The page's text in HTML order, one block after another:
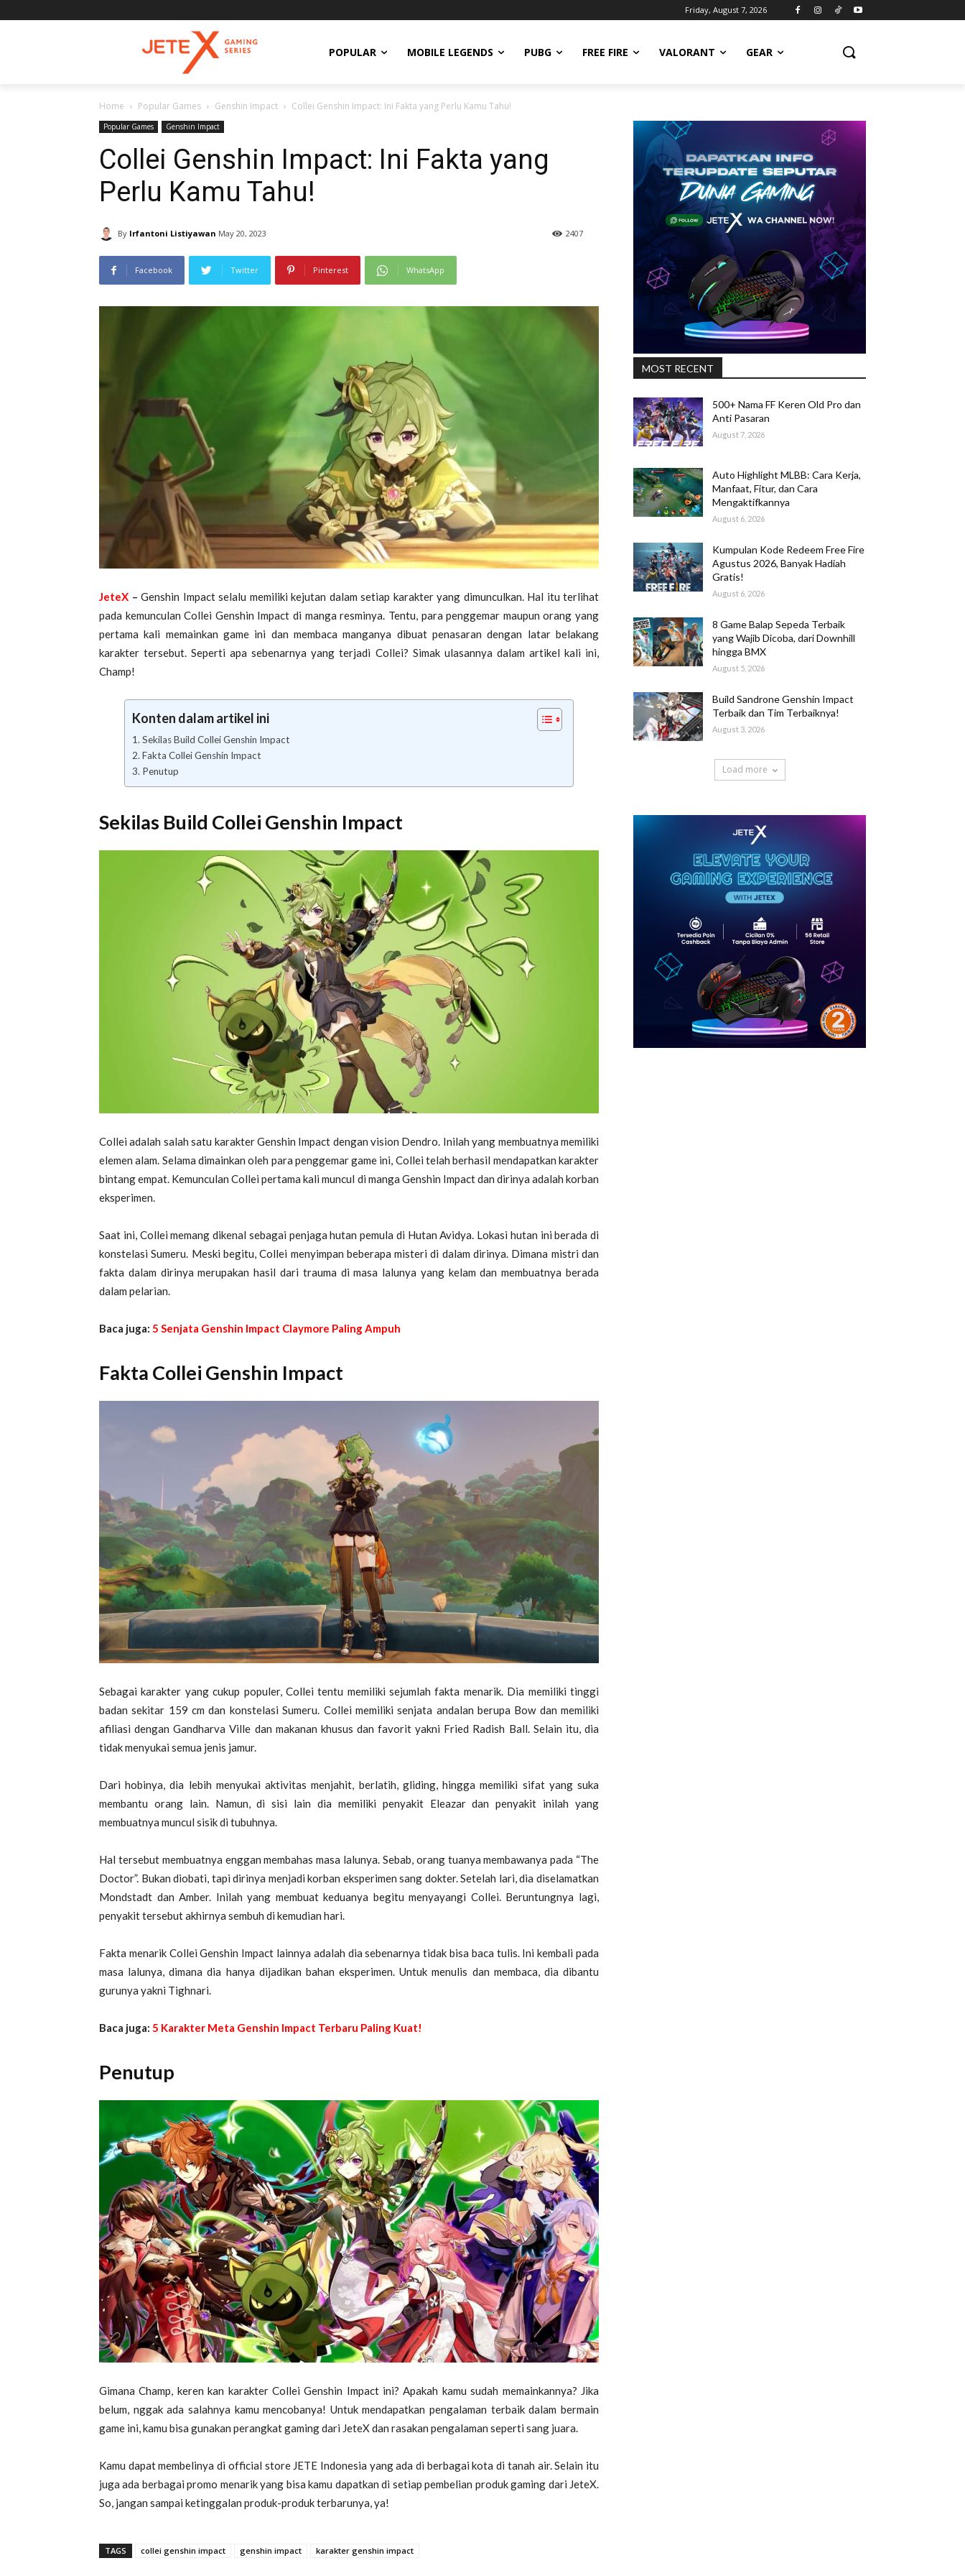
Friday, August 7, 2026
POPULAR MOBILE LEGENDS PUBG FREE FIRE VALORANT GEAR
Home Popular Games Genshin Impact Collei Genshin Impact: Ini Fakta yang Perlu Kamu Tahu!
Popular Games Genshin Impact
Collei Genshin Impact: Ini Fakta yang
Perlu Kamu Tahu!
By Irfantoni Listiyawan May 20, 2023 2407
Facebook Twitter Pinterest WhatsApp
JeteX – Genshin Impact selalu memiliki kejutan dalam setiap karakter yang dimunculkan. Hal itu terlihat
pada kemunculan Collei Genshin Impact di manga resminya. Tentu, para penggemar maupun orang yang
pertama kali memainkan game ini dan membaca manganya dibuat penasaran dengan latar belakang
karakter tersebut. Seperti apa sebenarnya yang terjadi Collei? Simak ulasannya dalam artikel kali ini,
Champ!
Konten dalam artikel ini
Sekilas Build Collei Genshin Impact
Fakta Collei Genshin Impact
Penutup
Sekilas Build Collei Genshin Impact
Collei adalah salah satu karakter Genshin Impact dengan vision Dendro. Inilah yang membuatnya memiliki
elemen alam. Selama dimainkan oleh para penggemar game ini, Collei telah berhasil mendapatkan karakter
bintang empat. Kemunculan Collei pertama kali muncul di manga Genshin Impact dan dirinya adalah korban
eksperimen.
Saat ini, Collei memang dikenal sebagai penjaga hutan pemula di Hutan Avidya. Lokasi hutan ini berada di
konstelasi Sumeru. Meski begitu, Collei menyimpan beberapa misteri di dalam dirinya. Dimana mistri dan
fakta dalam dirinya merupakan hasil dari trauma di masa lalunya yang kelam dan membuatnya berada
dalam pelarian.
Baca juga: 5 Senjata Genshin Impact Claymore Paling Ampuh
Fakta Collei Genshin Impact
Sebagai karakter yang cukup populer, Collei tentu memiliki sejumlah fakta menarik. Dia memiliki tinggi
badan sekitar 159 cm dan konstelasi Sumeru. Collei memiliki senjata andalan berupa Bow dan memiliki
afiliasi dengan Gandharva Ville dan makanan khusus dan favorit yakni Fried Radish Ball. Selain itu, dia
tidak menyukai semua jenis jamur.
Dari hobinya, dia lebih menyukai aktivitas menjahit, berlatih, gliding, hingga memiliki sifat yang suka
membantu orang lain. Namun, di sisi lain dia memiliki penyakit Eleazar dan penyakit inilah yang
membuatnya muncul sisik di tubuhnya.
Hal tersebut membuatnya enggan membahas masa lalunya. Sebab, orang tuanya membawanya pada “The
Doctor”. Bukan diobati, tapi dirinya menjadi korban eksperimen sang dokter. Setelah lari, dia diselamatkan
Mondstadt dan Amber. Inilah yang membuat keduanya begitu menyayangi Collei. Beruntungnya lagi,
penyakit tersebut akhirnya sembuh di kemudian hari.
Fakta menarik Collei Genshin Impact lainnya adalah dia sebenarnya tidak bisa baca tulis. Ini kembali pada
masa lalunya, dimana dia hanya dijadikan bahan eksperimen. Untuk menulis dan membaca, dia dibantu
gurunya yakni Tighnari.
Baca juga: 5 Karakter Meta Genshin Impact Terbaru Paling Kuat!
Penutup
Gimana Champ, keren kan karakter Collei Genshin Impact ini? Apakah kamu sudah memainkannya? Jika
belum, nggak ada salahnya kamu mencobanya! Untuk mendapatkan pengalaman terbaik dalam bermain
game ini, kamu bisa gunakan perangkat gaming dari JeteX dan rasakan pengalaman seperti sang juara.
Kamu dapat membelinya di official store JETE Indonesia yang ada di berbagai kota di tanah air. Selain itu
juga ada berbagai promo menarik yang bisa kamu dapatkan di setiap pembelian produk gaming dari JeteX.
So, jangan sampai ketinggalan produk-produk terbarunya, ya!
TAGS collei genshin impact genshin impact karakter genshin impact
MOST RECENT
500+ Nama FF Keren Old Pro dan
Anti Pasaran
August 7, 2026
Auto Highlight MLBB: Cara Kerja,
Manfaat, Fitur, dan Cara
Mengaktifkannya
August 6, 2026
Kumpulan Kode Redeem Free Fire
Agustus 2026, Banyak Hadiah
Gratis!
August 6, 2026
8 Game Balap Sepeda Terbaik
yang Wajib Dicoba, dari Downhill
hingga BMX
August 5, 2026
Build Sandrone Genshin Impact
Terbaik dan Tim Terbaiknya!
August 3, 2026
Load more